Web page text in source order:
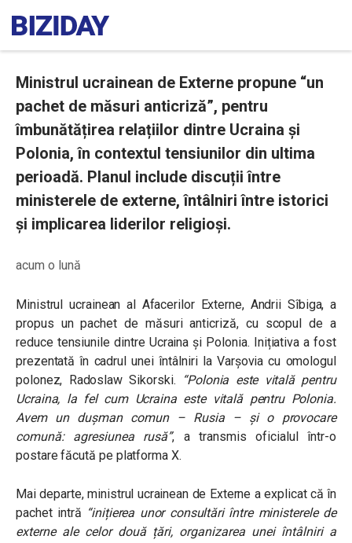
Ministrul ucrainean de Externe propune “un
pachet de măsuri anticriză”, pentru
îmbunătățirea relațiilor dintre Ucraina și
Polonia, în contextul tensiunilor din ultima
perioadă. Planul include discuții între
ministerele de externe, întâlniri între istorici
și implicarea liderilor religioși.
acum o lună
Ministrul ucrainean al Afacerilor Externe, Andrii Sîbiga, a
propus un pachet de măsuri anticriză, cu scopul de a
reduce tensiunile dintre Ucraina și Polonia. Inițiativa a fost
prezentată în cadrul unei întâlniri la Varșovia cu omologul
polonez, Radoslaw Sikorski.
“Polonia este vitală pentru
Ucraina, la fel cum Ucraina este vitală pentru Polonia.
Avem un dușman comun – Rusia – și o provocare
comună: agresiunea rusă”, a transmis oficialul într-o
postare făcută pe platforma X.
Mai departe, ministrul ucrainean de Externe a explicat că în
pachet intră “inițierea unor consultări între ministerele de
externe ale celor două țări, organizarea unei întâlniri a